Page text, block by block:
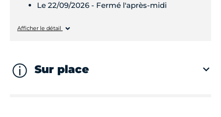
Lundi Fermé
Mercredi
Le 22/09/2026 - Fermé l'après-midi
Mardi
Afficher le détail
Sur place